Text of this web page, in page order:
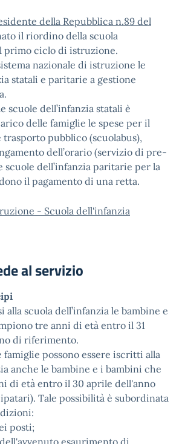
della Repubblica n.89 del
il riordino della scuola
primo ciclo di istruzione.
nazionale di istruzione le
statali e paritarie a gestione
scuole dell’infanzia statali è
delle famiglie le spese per il
trasporto pubblico (scuolabus),
dell’orario (servizio di pre-
scuole dell’infanzia paritarie per la
il pagamento di una retta.
- Scuola dell'infanzia
al servizio
alla scuola dell’infanzia le bambine e
tre anni di età entro il 31
di riferimento.
famiglie possono essere iscritti alla
anche le bambine e i bambini che
di età entro il 30 aprile dell'anno
Tale possibilità è subordinata
posti;
esaurimento di